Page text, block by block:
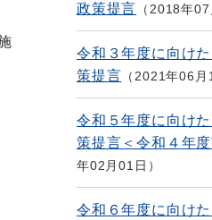
政策提言
2018年07
令和３年度に向け
策提言
2021年06月
令和５年度に向け
策提言＜令和４年
年02月01日
令和６年度に向け